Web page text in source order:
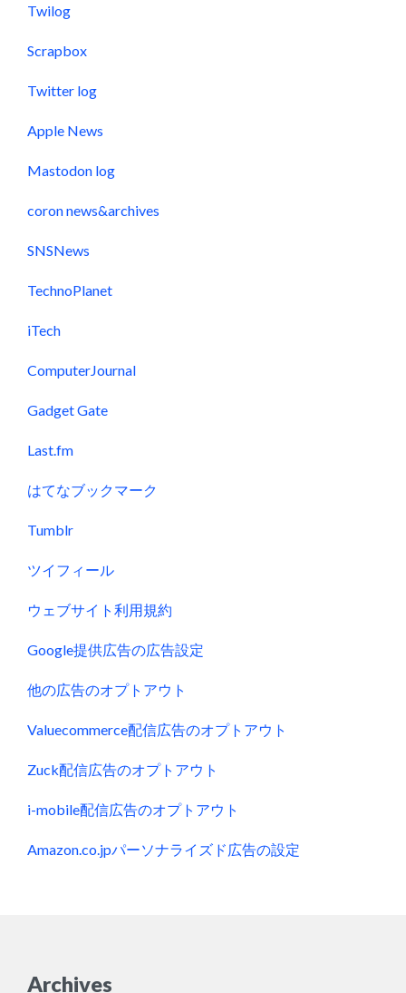
Twilog
Scrapbox
Twitter log
Apple News
Mastodon log
coron news&archives
SNSNews
TechnoPlanet
iTech
ComputerJournal
Gadget Gate
Last.fm
はてなブックマーク
Tumblr
ツイフィール
ウェブサイト利用規約
Google提供広告の広告設定
他の広告のオプトアウト
Valuecommerce配信広告のオプトアウト
Zuck配信広告のオプトアウト
i-mobile配信広告のオプトアウト
Amazon.co.jpパーソナライズド広告の設定
Archives